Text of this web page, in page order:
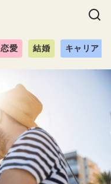
恋愛 結婚 キャリア